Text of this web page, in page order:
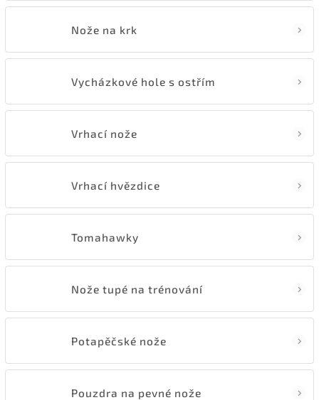
Nože na krk
Vycházkové hole s ostřím
Vrhací nože
Vrhací hvězdice
Tomahawky
Nože tupé na trénování
Potapěčské nože
Pouzdra na pevné nože